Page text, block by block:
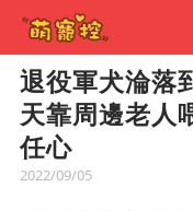
退役軍犬淪落
天靠周邊老人
任心
2022/09/05